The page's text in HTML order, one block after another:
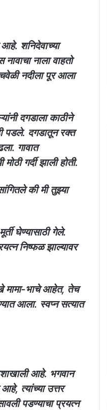
शनिदेवाच्या
नाला वाहतो
नदीला पूर आला
दगडाला काठीने
पडले. दगडातून रक्त
गावात
गर्दी झाली होती.
की मी तुझ्या
घेण्यासाठी गेले.
निष्फळ झाल्यावर
मामा-भाचे आहेत, तेच
आला. स्वप्न सत्यात
आहे. भगवान
त्यांच्या उत्तर
पडण्याचा प्रयत्न